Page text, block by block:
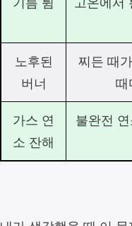
노후된
버너
찌든 때
때
가스 연
소 잔해
불완전